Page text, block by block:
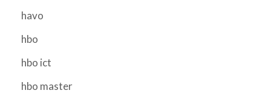
havo
hbo
hbo ict
hbo master